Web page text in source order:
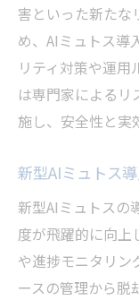
害といった新たな
め、AIミュトス導
リティ対策や運用
は専門家による
施し、安全性と実
新型AIミュトス
新型AIミュトスの
度が飛躍的に向上
や進捗モニタリン
ースの管理から脱